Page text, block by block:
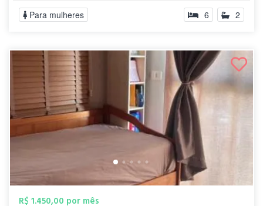
Para mulheres 6 2
R$ 1.450,00 por mês